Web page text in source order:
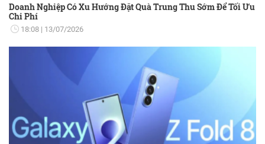
Doanh Nghiệp Có Xu Hướng Đặt Quà Trung Thu Sớm Để Tối Ưu
Chi Phí
18:08 13/07/2026